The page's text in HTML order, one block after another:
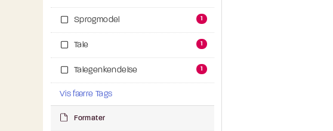
Sprogmodel 1
Tale 1
Talegenkendelse 1
Vis færre Tags
Formater